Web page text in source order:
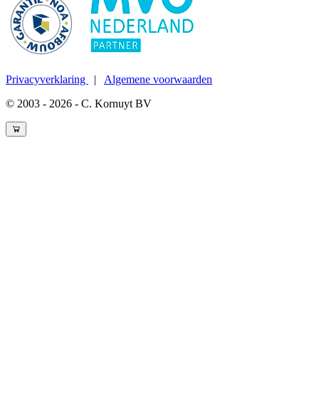
Privacyverklaring | Algemene voorwaarden
© 2003 - 2026 - C. Kornuyt BV